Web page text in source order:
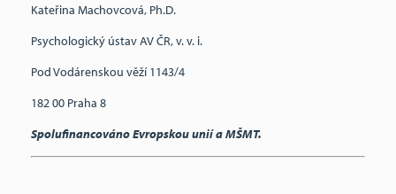
Kateřina Machovcová, Ph.D.
Psychologický ústav AV ČR, v. v. i.
Pod Vodárenskou věží 1143/4
182 00 Praha 8
Spolufinancováno Evropskou unií a MŠMT.